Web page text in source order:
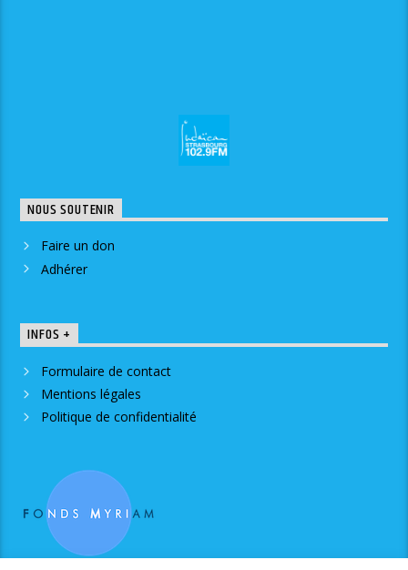
NOUS SOUTENIR
Faire un don
Adhérer
INFOS +
Formulaire de contact
Mentions légales
Politique de confidentialité